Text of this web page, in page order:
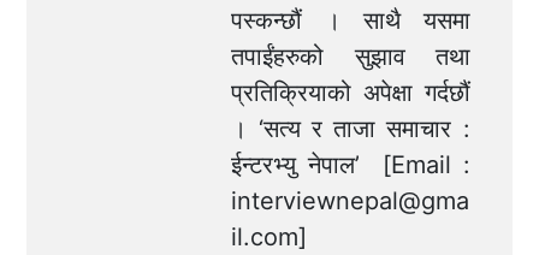
पस्कन्छौं । साथै यसमा
तपाईंहरुको सुझाव तथा
प्रतिक्रियाको अपेक्षा गर्दछौं
। ‘सत्य र ताजा समाचार :
ईन्टरभ्यु नेपाल’ [Email :
interviewnepal@gma
il.com]